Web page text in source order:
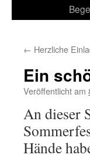
← Herzliche
Ein
Veröffentlicht am
An dieser
Hände